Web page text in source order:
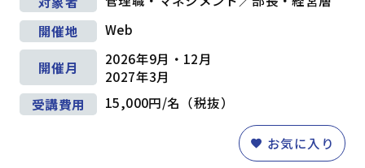
開催地
Web
開催月
2026年9月・12月
2027年3月
受講費用
15,000円/名（税抜）
お気に入り
コンプライアンス・リスク管理
メンタルヘルス・ハラスメント防止
英語
リベラルアーツ・教養